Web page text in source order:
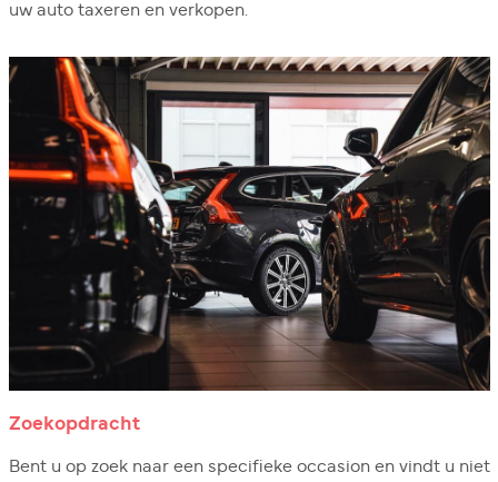
uw auto taxeren en verkopen.
Zoekopdracht
Bent u op zoek naar een specifieke occasion en vindt u niet